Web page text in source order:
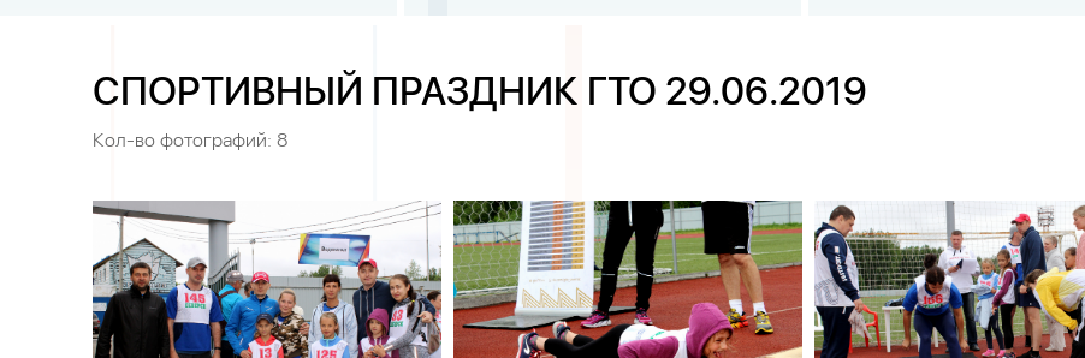
СПОРТИВНЫЙ ПРАЗДНИК ГТО 29.06.2019
Кол-во фотографий: 8